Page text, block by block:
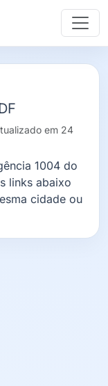
em 24
1004 do
links abaixo
cidade ou